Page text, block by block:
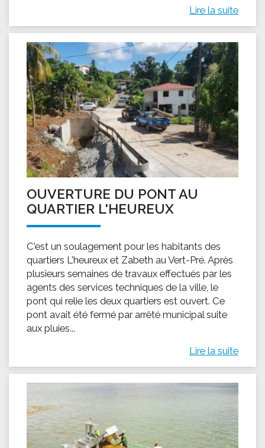
Lire la suite
OUVERTURE DU PONT AU
QUARTIER L'HEUREUX
C'est un soulagement pour les habitants des
quartiers L'heureux et Zabeth au Vert-Pré. Après
plusieurs semaines de travaux effectués par les
agents des services techniques de la ville, le
pont qui relie les deux quartiers est ouvert. Ce
pont avait été fermé par arrêté municipal suite
aux pluies...
Lire la suite